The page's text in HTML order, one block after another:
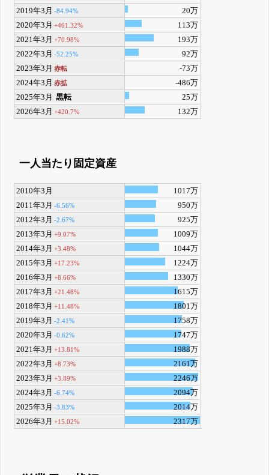
2019年3月 -84.94%
20万
2020年3月 +461.32%
113万
2021年3月 +70.98%
193万
2022年3月 -52.25%
92万
2023年3月 赤転
-73万
2024年3月 赤拡
-486万
2025年3月 黒転
25万
2026年3月 +420.7% 132万
一人当たり固定資産
2010年3月
1017万
2011年3月 -6.56%
950万
2012年3月 -2.67%
925万
2013年3月 +9.07%
1009万
2014年3月 +3.48%
1044万
2015年3月 +17.23%
1224万
2016年3月 +8.66%
1330万
2017年3月 +21.48%
1615万
2018年3月 +11.48%
1801万
2019年3月 -2.41%
1758万
2020年3月 -0.62%
1747万
2021年3月 +13.81%
1988万
2022年3月 +8.73%
2161万
2023年3月 +3.89%
2246万
2024年3月 -6.74%
2094万
2025年3月 -3.83%
2014万
2026年3月 +15.02% 2317万